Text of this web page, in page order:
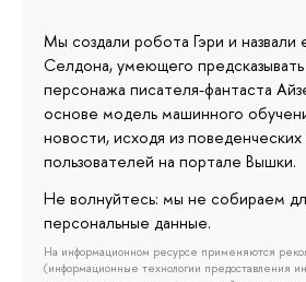
Мы создали робота Гэри и назвали
Селдона, умеющего
персонажа писателя-фантаста
основе модель машинного
новости, исходя из
пользователей на портале Вышки.
Не волнуйтесь: мы не собираем
персональные данные.
На информационном ресурсе применяются
(информационные технологии предоставления